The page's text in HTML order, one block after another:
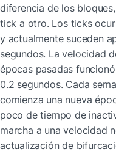
diferencia de los
tick a otro. Los ticks
y actualmente suceden
segundos. La velocidad
épocas pasadas
0.2 segundos. Cada
comienza una nueva
poco de tiempo de
marcha a una velocidad
actualización de